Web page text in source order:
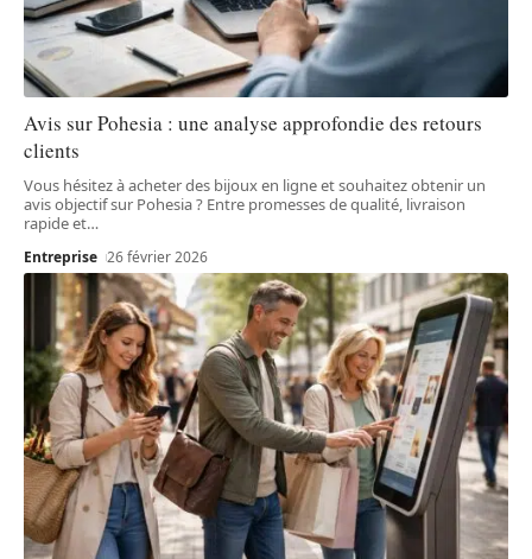
Avis sur Pohesia : une analyse approfondie des retours
clients
Vous hésitez à acheter des bijoux en ligne et souhaitez obtenir un
avis objectif sur Pohesia ? Entre promesses de qualité, livraison
rapide et…
Entreprise 26 février 2026